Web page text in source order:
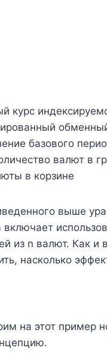
курс
базового
валют в
в корзине
выше
включает
из n валют. Как и
насколько
на этот пример